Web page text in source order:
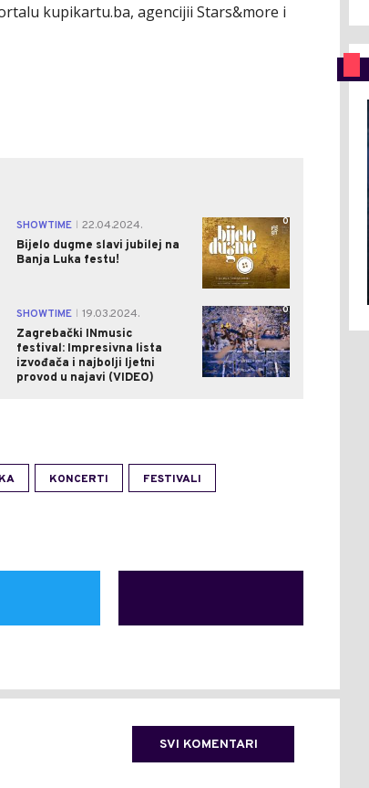
kupikartu.ba, agencijii Stars&more i
SHOWTIME
22.04.2024.
Bijelo dugme slavi jubilej na
Banja Luka festu!
0
SHOWTIME
19.03.2024.
Zagrebački INmusic
festival: Impresivna lista
izvođača i najbolji ljetni
provod u najavi (VIDEO)
0
KONCERTI FESTIVALI
SVI KOMENTARI